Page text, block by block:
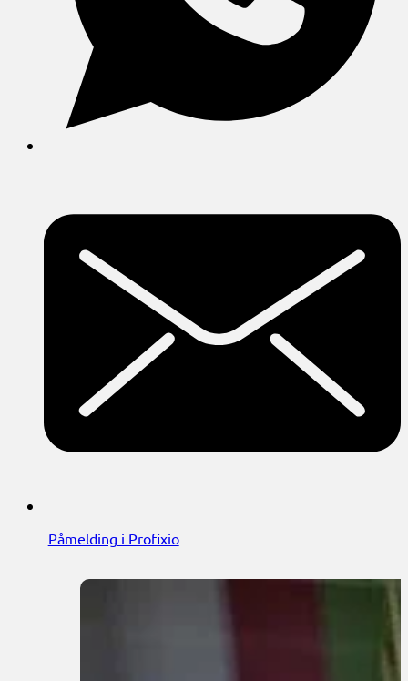
Påmelding i Profixio